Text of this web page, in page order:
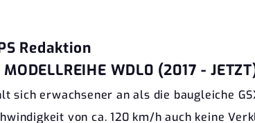
Redaktion
MODELLREIHE WDL0 (2017 -
sich erwachsener an als die baugleiche
von ca. 120 km/h auch keine